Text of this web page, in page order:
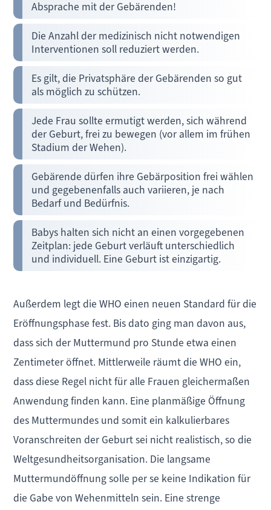
Absprache mit der Gebärenden!
Die Anzahl der medizinisch nicht notwendigen
Interventionen soll reduziert werden.
Es gilt, die Privatsphäre der Gebärenden so gut
als möglich zu schützen.
Jede Frau sollte ermutigt werden, sich während
der Geburt, frei zu bewegen (vor allem im frühen
Stadium der Wehen).
Gebärende dürfen ihre Gebärposition frei wählen
und gegebenenfalls auch variieren, je nach
Bedarf und Bedürfnis.
Babys halten sich nicht an einen vorgegebenen
Zeitplan: jede Geburt verläuft unterschiedlich
und individuell. Eine Geburt ist einzigartig.
Außerdem legt die WHO einen neuen Standard für die
Eröffnungsphase fest. Bis dato ging man davon aus,
dass sich der Muttermund pro Stunde etwa einen
Zentimeter öffnet. Mittlerweile räumt die WHO ein,
dass diese Regel nicht für alle Frauen gleichermaßen
Anwendung finden kann. Eine planmäßige Öffnung
des Muttermundes und somit ein kalkulierbares
Voranschreiten der Geburt sei nicht realistisch, so die
Weltgesundheitsorganisation. Die langsame
Muttermundöffnung solle per se keine Indikation für
die Gabe von Wehenmitteln sein. Eine strenge